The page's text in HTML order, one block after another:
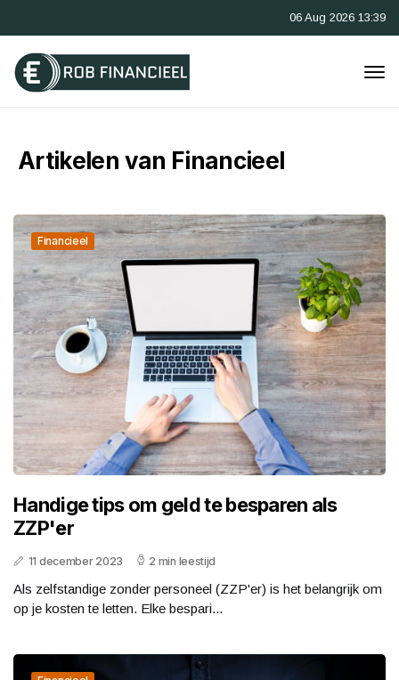
06 Aug 2026 13:39
Artikelen van Financieel
Financieel
Handige tips om geld te besparen als
ZZP'er
11 december 2023 2 min leestijd
Als zelfstandige zonder personeel (ZZP'er) is het belangrijk om
op je kosten te letten. Elke bespari...